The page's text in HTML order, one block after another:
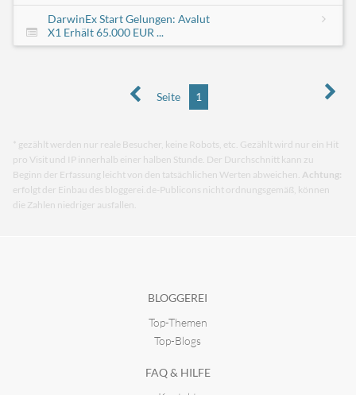
DarwinEx Start Gelungen: Avalut
X1 Erhält 65.000 EUR ...
Seite 1
* gezählt werden nur reale Besucher, keine Robots, etc. Gezählt wird nur ein Hit
pro Visit und IP innerhalb einer halben Stunde. Der Durchschnitt kann zu
Beginn der Erfassung leicht von den tatsächlichen Werten abweichen. Achtung:
erfolgt der Einbau des bloggerei.de-Publicons nicht ordnungsgemäß, können
die Zahlen niedriger ausfallen.
BLOGGEREI
Top-Themen
Top-Blogs
FAQ & HILFE